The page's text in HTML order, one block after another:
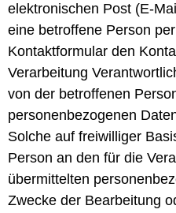
elektronischen Post (E-
eine betroffene Person
Kontaktformular den
Verarbeitung
von der betroffenen
personenbezogenen
Solche auf freiwilliger
Person an den für die
übermittelten
Zwecke der Bearbeitung